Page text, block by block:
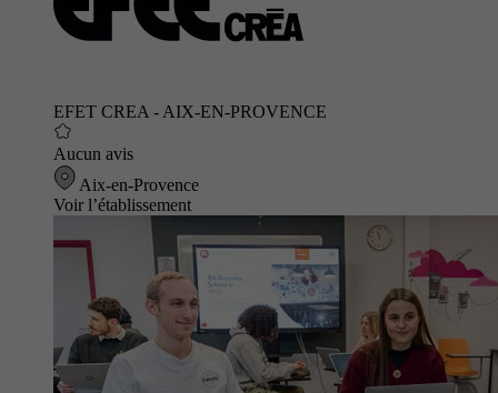
EFET CREA - AIX-EN-PROVENCE
Aucun avis
Aix-en-Provence
Voir l’établissement